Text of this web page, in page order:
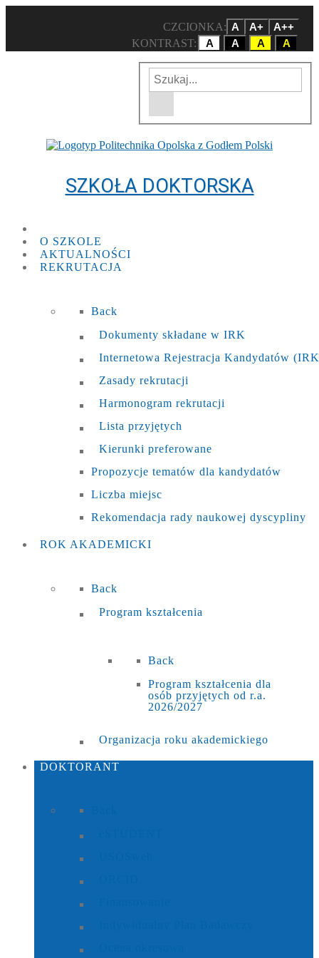
CZCIONKA: A A+
A++
KONTRAST:
A A A A
SZKOŁA DOKTORSKA
Wyszukiwarka w witrynie
Wpisz szukaną frazę
O SZKOLE
AKTUALNOŚCI
REKRUTACJA
Back
Dokumenty składane w IRK
Internetowa Rejestracja Kandydatów
Zasady rekrutacji
Harmonogram rekrutacji
Lista przyjętych
Kierunki preferowane
Propozycje tematów dla kandydatów
Liczba miejsc
Rekomendacja rady naukowej dyscypliny
ROK AKADEMICKI
Back
Program kształcenia
Back
Program kształcenia dla
osób przyjętych od r.a.
2026/2027
Organizacja roku akademickiego
DOKTORANT